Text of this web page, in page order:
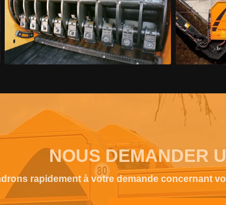
NOUS DEMANDER
rapidement à votre demande concernant